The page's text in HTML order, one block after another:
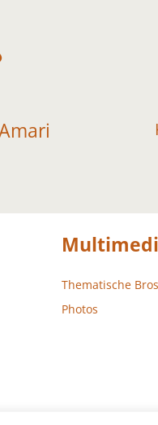
Thematische
Photos